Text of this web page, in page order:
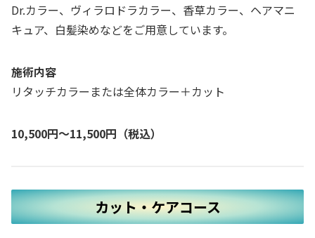
Dr.カラー、ヴィラロドラカラー、香草カラー、ヘアマニ
キュア、白髪染めなどをご用意しています。
施術内容
リタッチカラーまたは全体カラー＋カット
10,500円～11,500円（税込）
カット・ケアコース